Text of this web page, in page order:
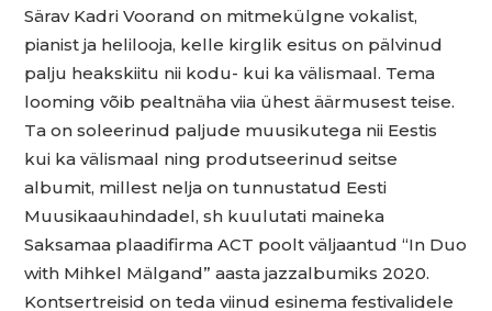
Särav Kadri Voorand on mitmekülgne vokalist,
pianist ja helilooja, kelle kirglik esitus on pälvinud
palju heakskiitu nii kodu- kui ka välismaal. Tema
looming võib pealtnäha viia ühest äärmusest teise.
Ta on soleerinud paljude muusikutega nii Eestis
kui ka välismaal ning produtseerinud seitse
albumit, millest nelja on tunnustatud Eesti
Muusikaauhindadel, sh kuulutati maineka
Saksamaa plaadifirma ACT poolt väljaantud “In Duo
with Mihkel Mälgand” aasta jazzalbumiks 2020.
Kontsertreisid on teda viinud esinema festivalidele